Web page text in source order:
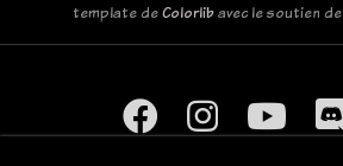
template deColorlibavec le soutien de